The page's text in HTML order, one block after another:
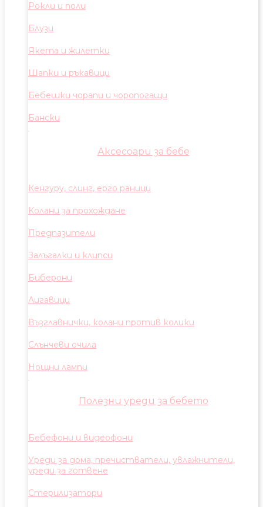
Рокли и поли
Блузи
Якета и жилетки
Шапки и ръкавици
Бебешки чорапи и чоропогащи
Бански
Аксесоари за бебе
Кенгуру, слинг, ерго раници
Колани за прохождане
Предпазители
Залъгалки и клипси
Биберони
Лигавици
Възглавнички, колани против колики
Слънчеви очила
Нощни лампи
Полезни уреди за бебето
Бебефони и видеофони
Уреди за дома, пречистватели, увлажнители,
уреди за готвене
Стерилизатори